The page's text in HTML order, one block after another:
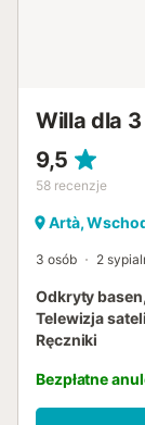
Willa dla
9,5
58 recenzje
Artà,
3 osób 2
Odkryty
Telewizja
Ręczniki
Bezpłatne